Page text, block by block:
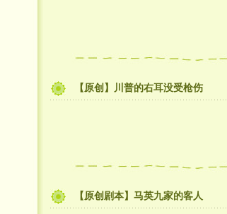
【原创】川普的右耳没受枪伤
【原创剧本】马英九家的客人